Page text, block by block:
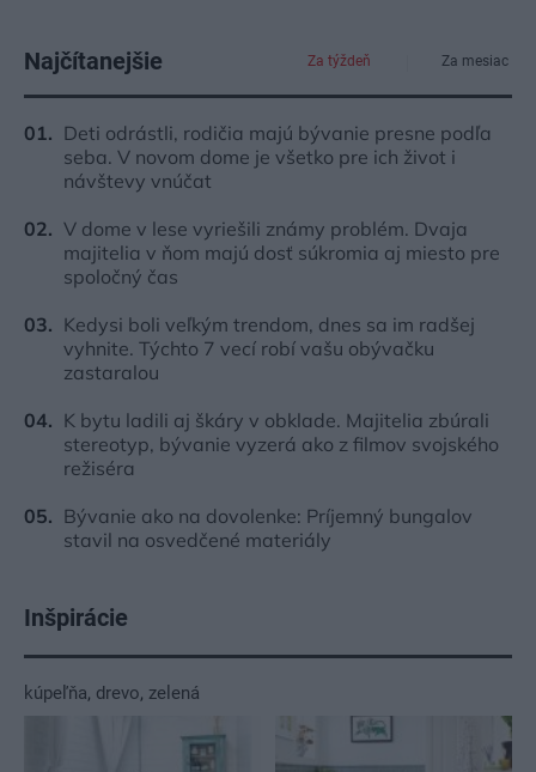
Najčítanejšie Za týždeň Za mesiac
Deti odrástli, rodičia majú bývanie presne podľa
seba. V novom dome je všetko pre ich život i
návštevy vnúčat
V dome v lese vyriešili známy problém. Dvaja
majitelia v ňom majú dosť súkromia aj miesto pre
spoločný čas
Kedysi boli veľkým trendom, dnes sa im radšej
vyhnite. Týchto 7 vecí robí vašu obývačku
zastaralou
K bytu ladili aj škáry v obklade. Majitelia zbúrali
stereotyp, bývanie vyzerá ako z filmov svojského
režiséra
Bývanie ako na dovolenke: Príjemný bungalov
stavil na osvedčené materiály
Inšpirácie
kúpeľňa, drevo, zelená